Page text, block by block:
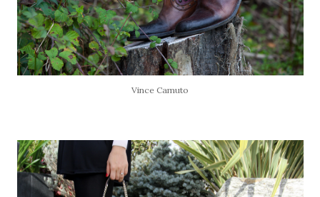
Vince Camuto